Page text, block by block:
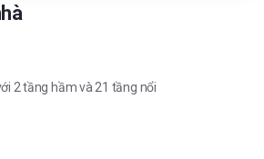
2 tầng hầm và 21 tầng nổi